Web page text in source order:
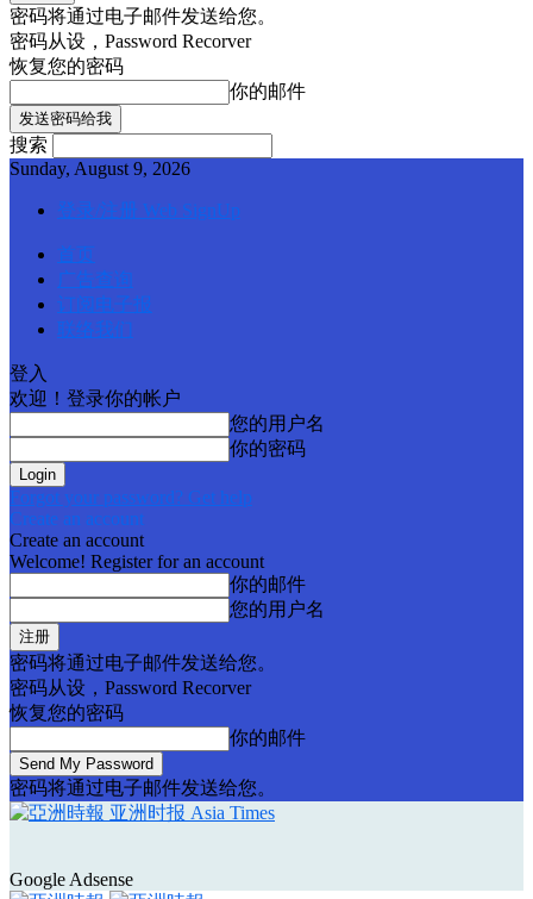
密码将通过电子邮件发送给您。
密码从设，Password Recorver
恢复您的密码
你的邮件
搜索
Sunday, August 9, 2026
登录/注册 Web SignUp
首页
广告查询
订阅电子报
联络我们
登入
欢迎！登录你的帐户
您的用户名
你的密码
Forgot your password? Get help
Create an account
Create an account
Welcome! Register for an account
你的邮件
您的用户名
密码将通过电子邮件发送给您。
密码从设，Password Recorver
恢复您的密码
你的邮件
密码将通过电子邮件发送给您。
亚洲时报 Asia Times
Google Adsense